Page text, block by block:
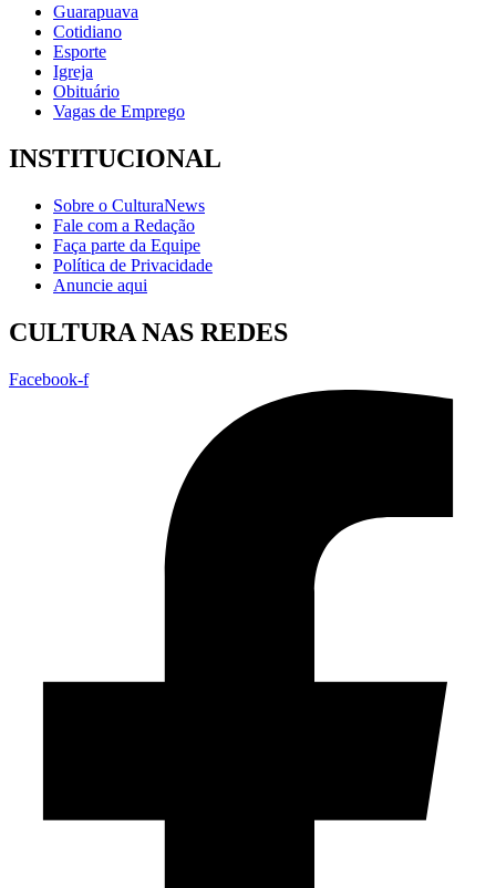
Guarapuava
Cotidiano
Esporte
Igreja
Obituário
Vagas de Emprego
INSTITUCIONAL
Sobre o CulturaNews
Fale com a Redação
Faça parte da Equipe
Política de Privacidade
Anuncie aqui
CULTURA NAS REDES
Facebook-f